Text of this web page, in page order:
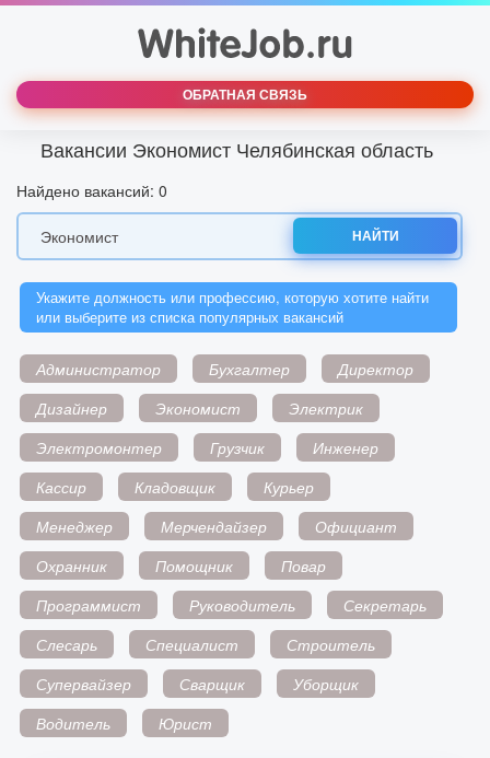
ОБРАТНАЯ СВЯЗЬ
Вакансии Экономист Челябинская область
Найдено вакансий: 0
НАЙТИ
Укажите должность или профессию, которую хотите найти
или выберите из списка популярных вакансий
Администратор Бухгалтер
Директор
Дизайнер
Экономист
Электрик
Электромонтер
Грузчик
Инженер
Кассир
Кладовщик
Курьер
Менеджер
Мерчендайзер
Официант
Охранник
Помощник
Повар
Программист
Руководитель
Секретарь
Слесарь
Специалист
Строитель
Супервайзер
Сварщик
Уборщик
Водитель
Юрист